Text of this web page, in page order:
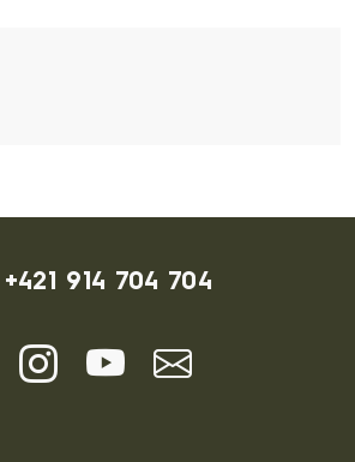
- Kontaktné údaje
+421 914 704 704